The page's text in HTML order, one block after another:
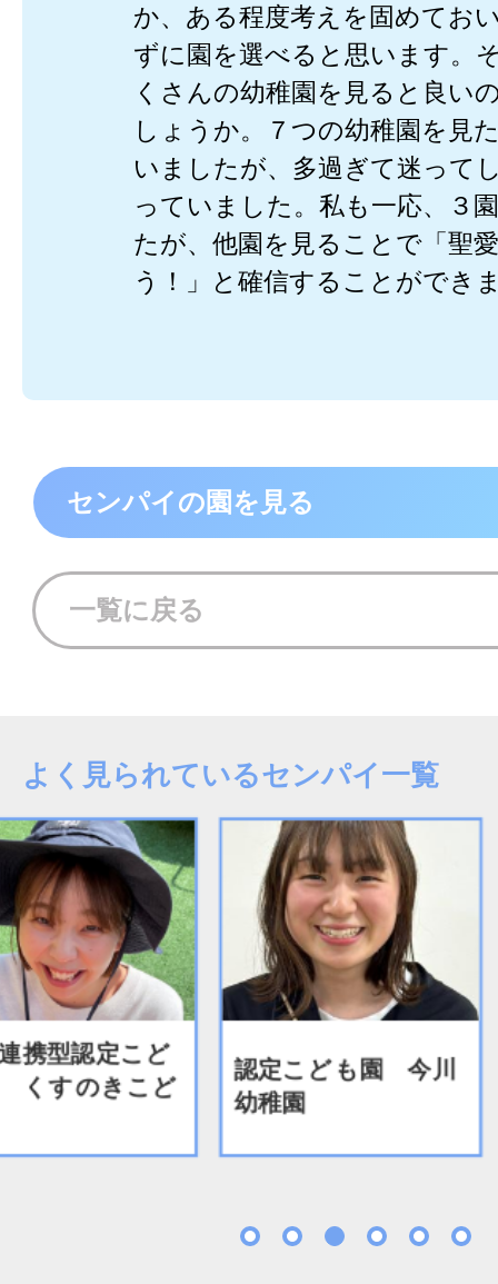
か、ある程度考えを固めてお
ずに園を選べると思います。
くさんの幼稚園を見ると良い
しょうか。７つの幼稚園を見
いましたが、多過ぎて迷って
っていました。私も一応、３
たが、他園を見ることで「聖
う！」と確信することができ
センパイの園を見る
一覧に戻る
よく見られているセンパイ一覧
携型認定こど
くすのきこど
認定こども園 今川
幼稚園